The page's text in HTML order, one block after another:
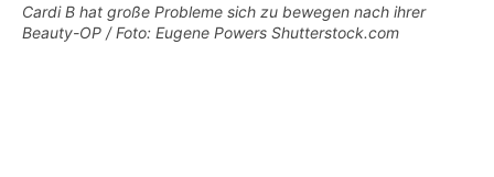
Cardi B hat große Probleme sich zu bewegen nach ihrer
Beauty-OP / Foto: Eugene Powers Shutterstock.com